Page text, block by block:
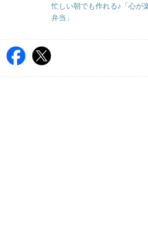
忙しい朝でも作れる♪「心が
弁当」